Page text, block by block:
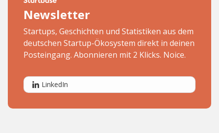
Newsletter
Startups, Geschichten und Statistiken aus dem
deutschen Startup-Ökosystem direkt in deinen
Posteingang. Abonnieren mit 2 Klicks. Noice.
LinkedIn